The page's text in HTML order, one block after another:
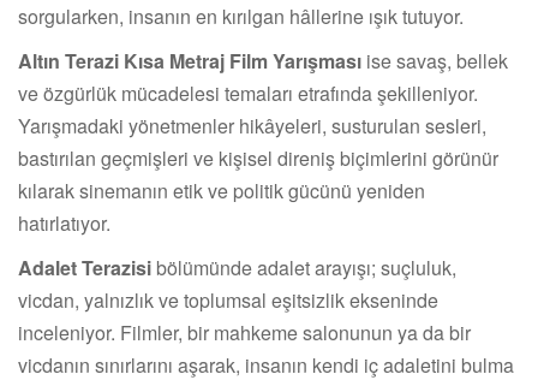
sorgularken, insanın en kırılgan hâllerine ışık tutuyor.
Altın Terazi Kısa Metraj Film Yarışması ise savaş, bellek
ve özgürlük mücadelesi temaları etrafında şekilleniyor.
Yarışmadaki yönetmenler hikâyeleri, susturulan sesleri,
bastırılan geçmişleri ve kişisel direniş biçimlerini görünür
kılarak sinemanın etik ve politik gücünü yeniden
hatırlatıyor.
Adalet Terazisi bölümünde adalet arayışı; suçluluk,
vicdan, yalnızlık ve toplumsal eşitsizlik ekseninde
inceleniyor. Filmler, bir mahkeme salonunun ya da bir
vicdanın sınırlarını aşarak, insanın kendi iç adaletini bulma